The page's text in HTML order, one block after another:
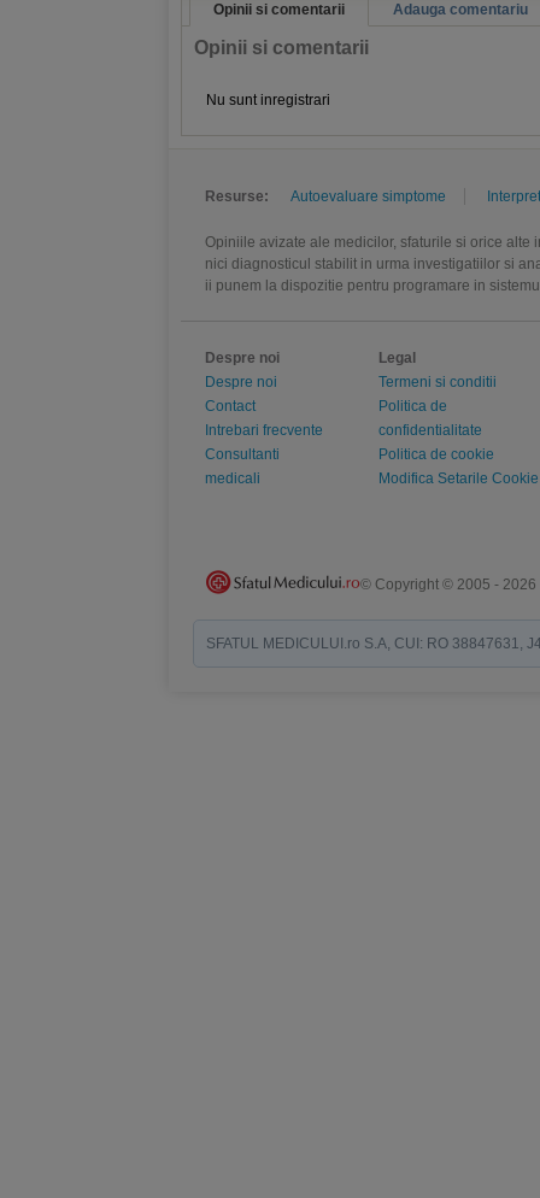
Opinii si comentarii Adauga comentariu
Opinii si comentarii
Nu sunt inregistrari
Resurse: Autoevaluare simptome
Opiniile avizate ale medicilor, sfaturile si orice
nici diagnosticul stabilit in urma investigatiilor si
ii punem la dispozitie pentru programare in
Despre noi
Despre noi
Contact
Intrebari frecvente
Consultanti
medicali
Legal
Termeni si conditii
Politica de
confidentialitate
Politica de cookie
Modifica Setarile Cookie
© Copyright © 2005 - 2026
SFATUL MEDICULUI.ro S.A, CUI: RO 38847631,